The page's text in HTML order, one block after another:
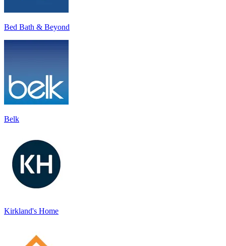
Bed Bath & Beyond
Belk
Kirkland's Home